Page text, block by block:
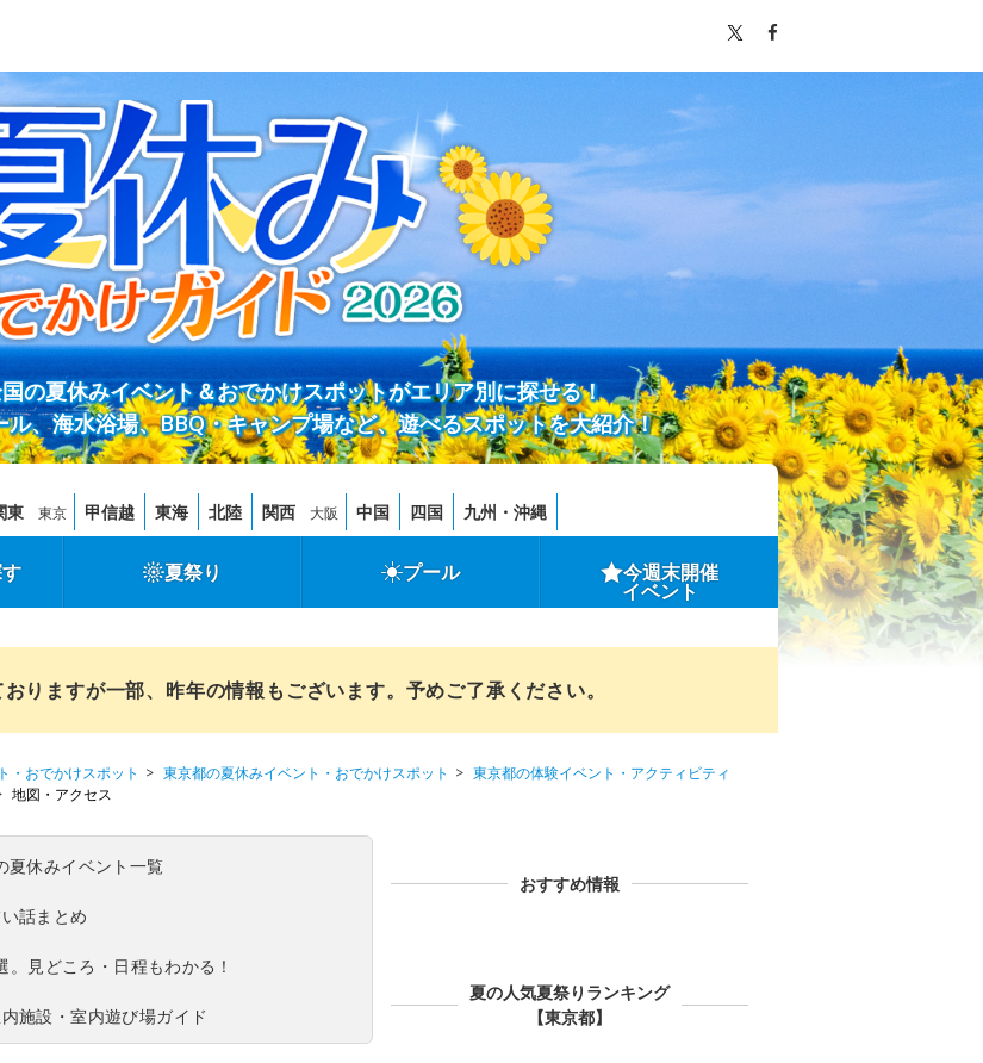
の夏休みイベント＆おでかけスポットがエリア別に探せる！
、海水浴場、BBQ・キャンプ場など、遊べるスポットを大紹介！
東 東京 甲信越 東海 北陸 関西 大阪 中国 四国 九州・沖縄
夏祭り プール 今週末開催
イベント
りますが一部、昨年の情報もございます。予めご了承ください。
・おでかけスポット 東京都の夏休みイベント・おでかけスポット
東京都の体験イベント・アクティビティ
地図・アクセス
休みイベント一覧
話まとめ
。見どころ・日程もわかる！
施設・室内遊び場ガイド
おすすめ情報
夏の人気夏祭りランキング
【東京都】